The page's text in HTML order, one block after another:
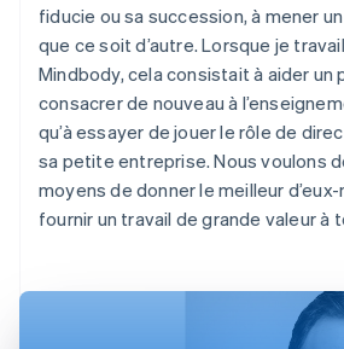
fiducie ou sa succession, à mener
que ce soit d’autre. Lorsque je
Mindbody, cela consistait à aider un
consacrer de nouveau à
qu’à essayer de jouer le rôle de
sa petite entreprise. Nous voulons
moyens de donner le meilleur
fournir un travail de grande valeur à